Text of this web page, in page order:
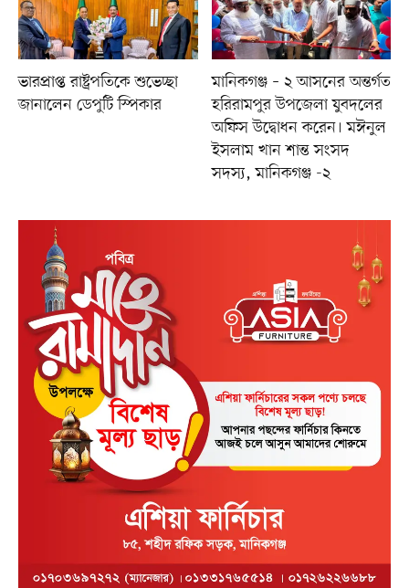
ভারপ্রাপ্ত রাষ্ট্রপতিকে শুভেচ্ছা
জানালেন ডেপুটি স্পিকার
মানিকগঞ্জ – ২ আসনের অন্তর্গত
হরিরামপুর উপজেলা যুবদলের
অফিস উদ্বোধন করেন। মঈনুল
ইসলাম খান শান্ত সংসদ
সদস্য, মানিকগঞ্জ -২